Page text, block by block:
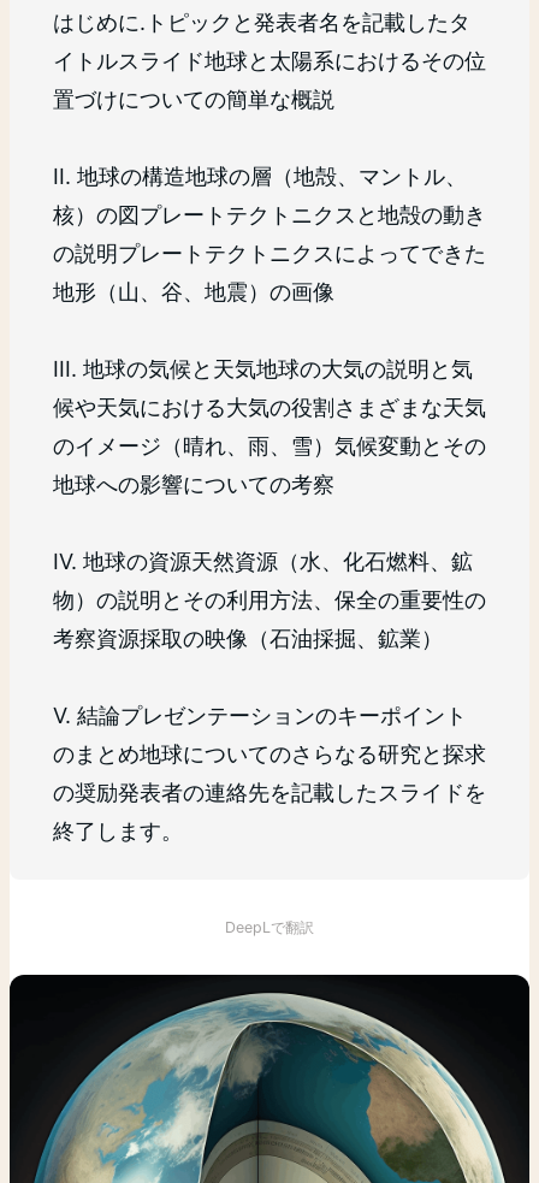
はじめに.トピックと発表者名を記載したタ
イトルスライド地球と太陽系におけるその位
置づけについての簡単な概説
II. 地球の構造地球の層（地殻、マントル、
核）の図プレートテクトニクスと地殻の動き
の説明プレートテクトニクスによってできた
地形（山、谷、地震）の画像
III. 地球の気候と天気地球の大気の説明と気
候や天気における大気の役割さまざまな天気
のイメージ（晴れ、雨、雪）気候変動とその
地球への影響についての考察
IV. 地球の資源天然資源（水、化石燃料、鉱
物）の説明とその利用方法、保全の重要性の
考察資源採取の映像（石油採掘、鉱業）
V. 結論プレゼンテーションのキーポイント
のまとめ地球についてのさらなる研究と探求
の奨励発表者の連絡先を記載したスライドを
終了します。
DeepLで翻訳